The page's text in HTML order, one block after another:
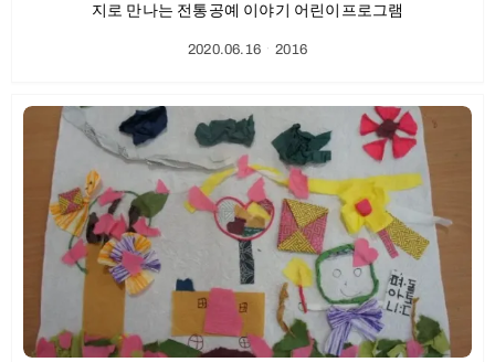
지로 만나는 전통공예 이야기 어린이프로그램
2020.06.16ㆍ2016